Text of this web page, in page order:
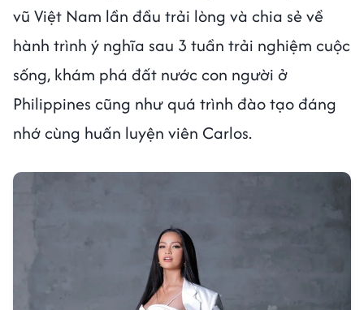
vũ Việt Nam lần đầu trải lòng và chia sẻ về
hành trình ý nghĩa sau 3 tuần trải nghiệm cuộc
sống, khám phá đất nước con người ở
Philippines cũng như quá trình đào tạo đáng
nhớ cùng huấn luyện viên Carlos.